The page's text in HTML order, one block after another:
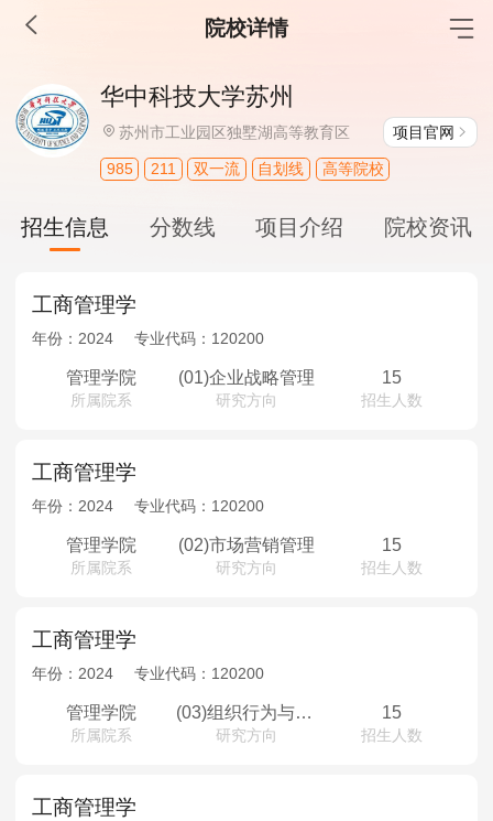
院校详情
MBA工商管理
院校库 考试报名 招生政策 学制学费
报名流程
报考经验 招生简章
MEM工程管理
考试真题
报考经验
院校库 考试报名 招生政策
报名流程
MPAcc会计专硕
院校库 考试报名 招生政策 学制学费
报名流程
考试真题
报考经验 招生简章
MTA旅游管理
院校库 考试报名 招生政策
考试真题
报考经验 招生简章
华中科技大学苏州
苏州市工业园区独墅湖高等教育区 项目官网
985 211 双一流 自划线 高等院校
招生信息 分数线 项目介绍 院校资讯
工商管理学
年份： 2024 专业代码： 120200
管理学院
所属院系
(01)企业战略管理
研究方向
15
招生人数
工商管理学
年份： 2024 专业代码： 120200
管理学院
所属院系
(02)市场营销管理
研究方向
15
招生人数
工商管理学
年份： 2024 专业代码： 120200
管理学院
所属院系
(03)组织行为与人力资源管理
研究方向
15
招生人数
工商管理学